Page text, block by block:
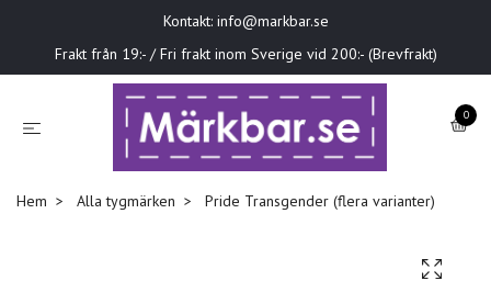
Kontakt: info@markbar.se
Frakt från 19:- / Fri frakt inom Sverige vid 200:- (Brevfrakt)
0
Hem Alla tygmärken Pride Transgender (flera varianter)